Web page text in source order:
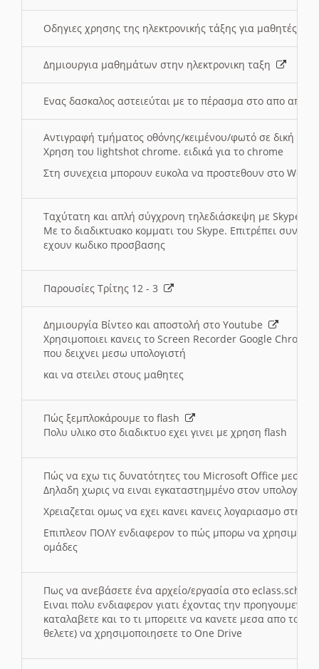
Οδηγιες χρησης της ηλεκτρονικής τάξης για μαθητές
Δημιουργια μαθημάτων στην ηλεκτρονικη ταξη
Ενας δασκαλος αστειεύται με το πέρασμα στο απο
Αντιγραφή τμήματος οθόνης/κειμένου/φωτό σε δική
Χρηση του lightshot chrome. ειδικά για το chrome
Στη συνεχεια μπορουν ευκολα να προστεθουν στο Word
Ταχύτατη και απλή σύγχρονη τηλεδιάσκεψη με Skype
Με το διαδικτυακο κομματι του Skype. Επιτρέπει
εχουν κωδικο προσβασης
Παρουσίες Τρίτης 12 - 3
Δημιουργία Βίντεο και αποστολή στο Youtube
Χρησιμοποιει κανεις το Screen Recorder Google Chrome
που δειχνει μεσω υπολογιστή
και να στειλει στους μαθητες
Πώς ξεμπλοκάρουμε το flash
Πολυ υλικο στο διαδικτυο εχει γινει με χρηση flash
Πώς να εχω τις δυνατότητες του Microsoft Office μεσω
Δηλαδη χωρις να ειναι εγκαταστημμένο στον
Χρειαζεται ομως να εχει κανει κανεις λογαριασμο στη
Επιπλεον ΠΟΛΥ ενδιαφερον το πώς μπορω να
ομάδες
Πως να ανεβάσετε ένα αρχείο/εργασία στο eclass.sch.gr
Ειναι πολυ ενδιαφερον γιατι έχοντας την
καταλαβετε και το τι μπορειτε να κανετε μεσα απο το
θελετε) να χρησιμοποιησετε το One Drive